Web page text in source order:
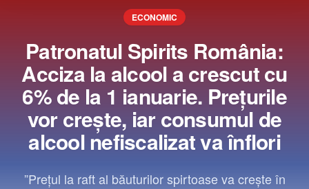
ECONOMIC
Patronatul Spirits România:
Acciza la alcool a crescut cu
6% de la 1 ianuarie. Preţurile
vor creşte, iar consumul de
alcool nefiscalizat va înflori
”Preţul la raft al băuturilor spirtoase va creşte în